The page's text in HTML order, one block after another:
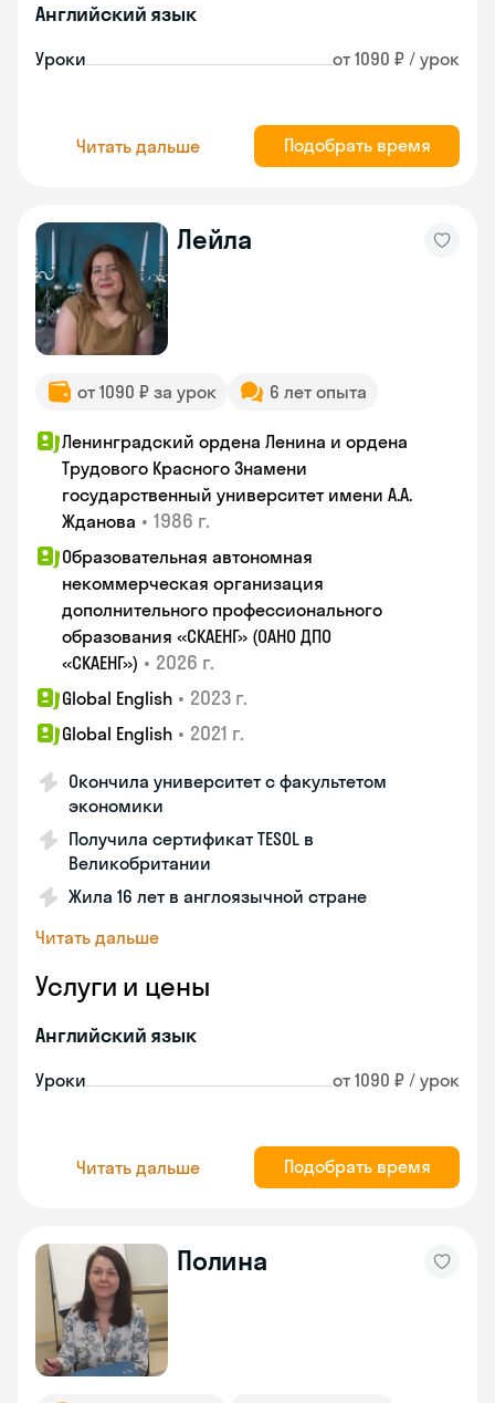
Английский язык
Уроки от 1090 ₽ / урок
Читать дальше Подобрать время
Лейла
от 1090 ₽ за урок 6 лет опыта
Ленинградский ордена Ленина и ордена
Трудового Красного Знамени
государственный университет имени А.А.
Жданова • 1986 г.
Образовательная автономная
некоммерческая организация
дополнительного профессионального
образования «СКАЕНГ» (ОАНО ДПО
«СКАЕНГ») • 2026 г.
Global English • 2023 г.
Global English • 2021 г.
Окончила университет с факультетом
экономики
Получила сертификат TESOL в
Великобритании
Жила 16 лет в англоязычной стране
Читать дальше
Услуги и цены
Английский язык
Уроки от 1090 ₽ / урок
Читать дальше Подобрать время
Полина